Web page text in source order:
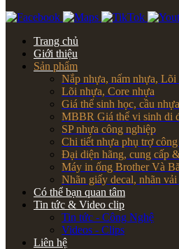
Trang chủ
Giới thiệu
Sản phẩm
Nắp nhựa, nấm nhựa, Lõi
Lõi nhựa, Core nhựa
Giá thể sinh học, cầu
MBBR Giá thể vi sinh di
SP nhựa công nghiệp
Chi tiết nhựa phụ trợ
Đại diện hãng, cung cấp
Máy in ống Brother Và
Nhãn giấy decal, nhãn
Có thể bạn quan tâm
Tin tức & Video clip
Tin tức - Công Nghệ
Videos - Clips
Liên hệ